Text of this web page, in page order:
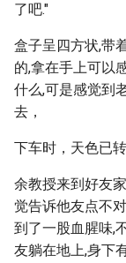
了吧."
盒子呈四方状,带
的,拿在手上可以
什么,可是感觉到
去，
下车时，天色已
余教授来到好友
觉告诉他友点不
到了一股血腥味,
友躺在地上,身下